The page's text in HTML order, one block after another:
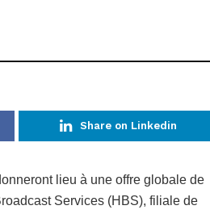
Share on Linkedin
lieu à une offre globale de
Services (HBS), filiale de